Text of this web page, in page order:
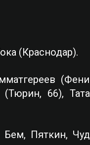
(Краснодар).
66),
Бем, Пяткин,